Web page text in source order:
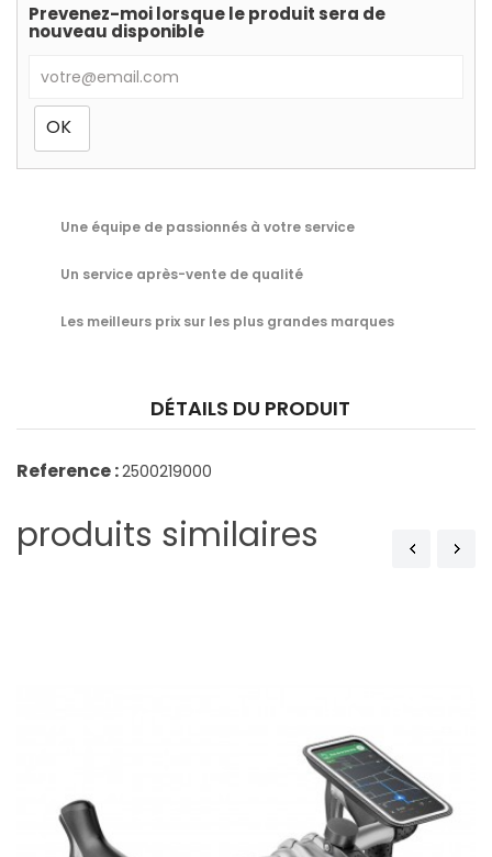
Prevenez-moi lorsque le produit sera de
nouveau disponible
Une équipe de passionnés à votre service
Un service après-vente de qualité
Les meilleurs prix sur les plus grandes marques
DÉTAILS DU PRODUIT
Reference :2500219000
produits similaires